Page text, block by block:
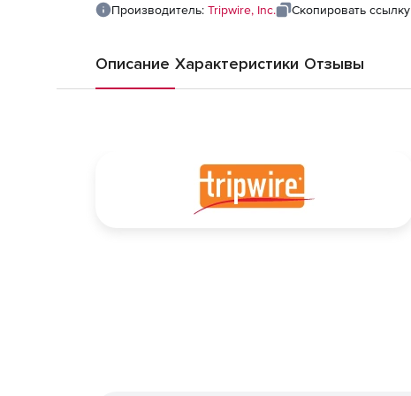
Производитель: Tripwire, Inc. Скопировать ссылку
Описание Характеристики Отзывы